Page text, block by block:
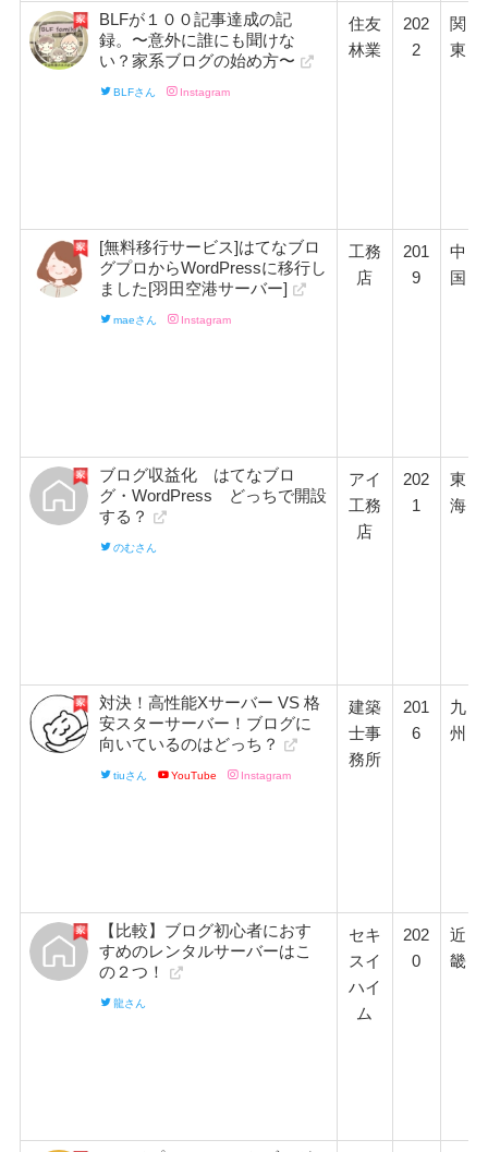
BLFが１００記事達成の記
録。〜意外に誰にも聞けな
い？家系ブログの始め方〜
BLFさん Instagram
住友
林業
202
2
関
東
[無料移行サービス]はてなブロ
グプロからWordPressに移行し
ました[羽田空港サーバー]
maeさん Instagram
工務
店
201
9
中
国
ブログ収益化 はてなブロ
グ・WordPress どっちで開設
する？
のむさん
アイ
工務
店
202
1
東
海
対決！高性能Xサーバー VS 格
安スターサーバー！ブログに
向いているのはどっち？
tiuさん YouTube Instagram
建築
士事
務所
201
6
九
州
【比較】ブログ初心者におす
すめのレンタルサーバーはこ
の２つ！
龍さん
セキ
スイ
ハイ
ム
202
0
近
畿